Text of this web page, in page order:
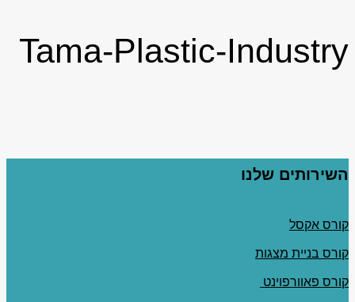
Tama-Plastic-Industry
השירותים שלנו
קורס אקסל
קורס בניית מצגות
קורס פאוורפוינט